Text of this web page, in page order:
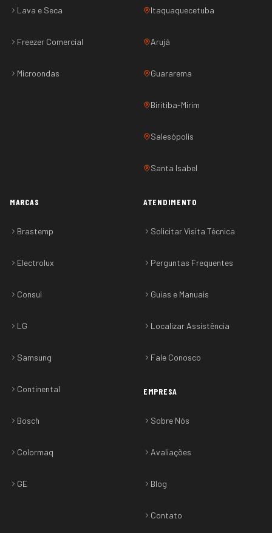
Lava e Seca
Freezer Comercial
Microondas
Itaquaquecetuba
Arujá
Guararema
Biritiba-Mirim
Salesópolis
Santa Isabel
MARCAS
Brastemp
Electrolux
Consul
LG
Samsung
Continental
Bosch
Colormaq
GE
ATENDIMENTO
Solicitar Visita Técnica
Perguntas Frequentes
Guias e Manuais
Localizar Assistência
Fale Conosco
EMPRESA
Sobre Nós
Avaliações
Blog
Contato